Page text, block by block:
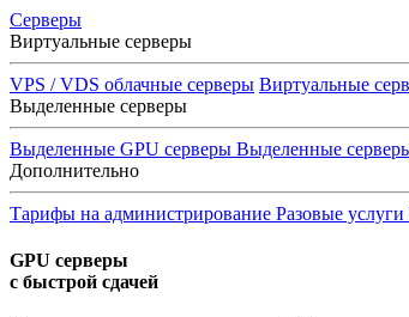
Серверы
Виртуальные серверы
VPS / VDS облачные серверы Виртуальные
Выделенные серверы
Выделенные GPU серверы Выделенные
Дополнительно
Тарифы на администрирование Разовые услуги
GPU серверы
с быстрой сдачей